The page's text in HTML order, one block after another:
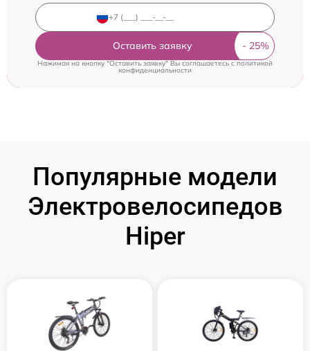
Оставить заявку
Нажимая на кнопку "Оставить заявку" Вы соглашаетесь cполитикой
конфиденциальности
Популярные модели
Электровелосипедов
Hiper